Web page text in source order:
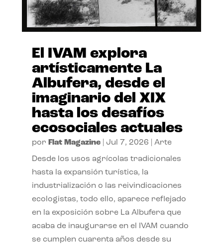
El IVAM explora
artísticamente La
Albufera, desde el
imaginario del XIX
hasta los desafíos
ecosociales actuales
por Flat Magazine| Jul 7, 2026 Arte
Desde los usos agrícolas tradicionales
hasta la expansión turística, la
industrialización o las reivindicaciones
ecologistas, todo ello, aparece reflejado
en la exposición sobre La Albufera que
acaba de inaugurarse en el IVAM cuando
se cumplen cuarenta años desde su